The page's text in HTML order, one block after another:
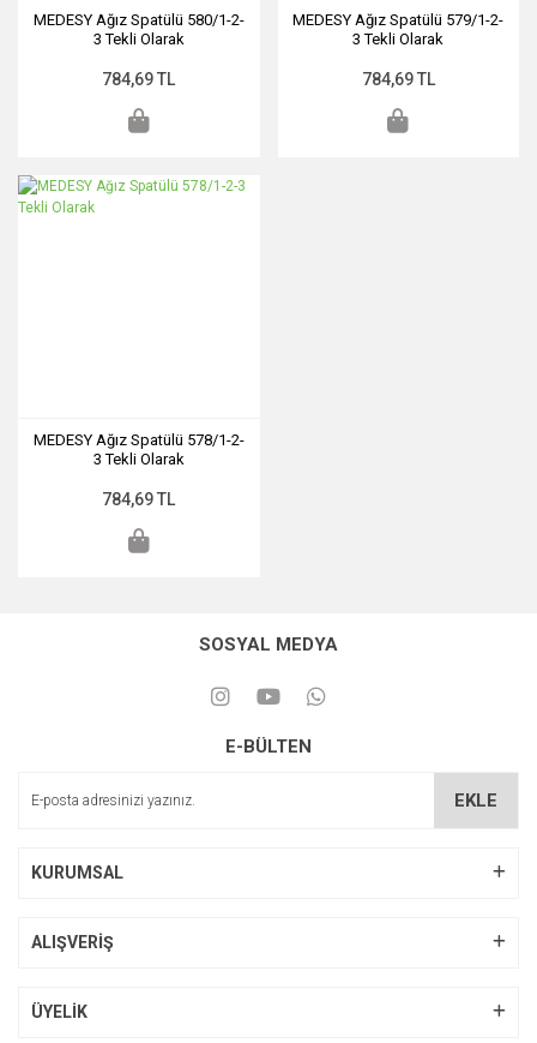
MEDESY Ağız Spatülü 580/1-2-
3 Tekli Olarak
784,69 TL
MEDESY Ağız Spatülü 579/1-2-
3 Tekli Olarak
784,69 TL
MEDESY Ağız Spatülü 578/1-2-
3 Tekli Olarak
784,69 TL
SOSYAL MEDYA
E-BÜLTEN
EKLE
KURUMSAL
ALIŞVERİŞ
ÜYELİK